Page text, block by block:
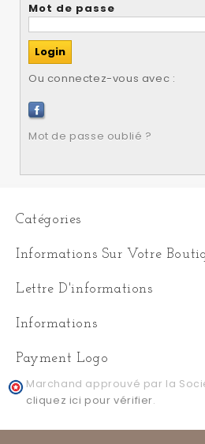
Mot de passe
Ou connectez-vous avec :
Mot de passe oublié ?
Catégories
Informations Sur Votre
Lettre D'informations
Informations
Payment Logo
Marchand approuvé par la
cliquez ici pour vérifier.